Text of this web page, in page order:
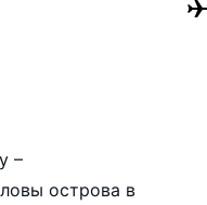
–
острова в